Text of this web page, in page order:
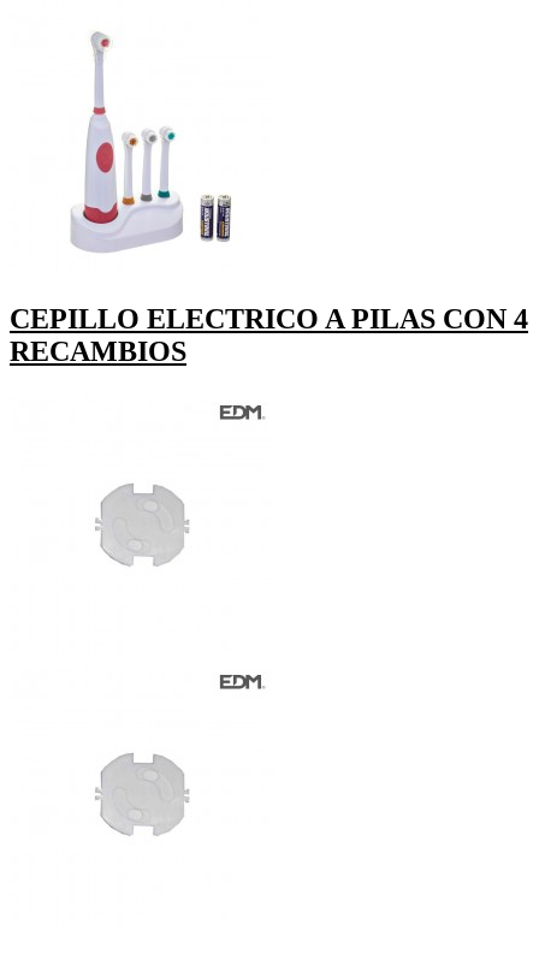
CEPILLO ELECTRICO A PILAS CON 4
RECAMBIOS